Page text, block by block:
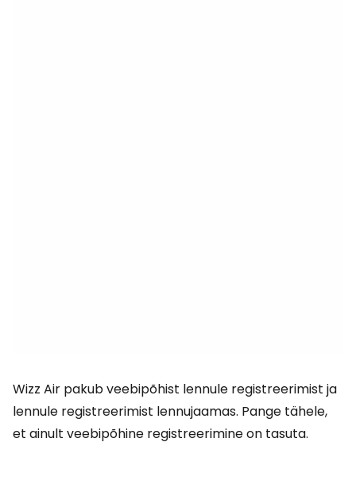
Wizz Air pakub veebipõhist lennule registreerimist ja
lennule registreerimist lennujaamas. Pange tähele,
et ainult veebipõhine registreerimine on tasuta.